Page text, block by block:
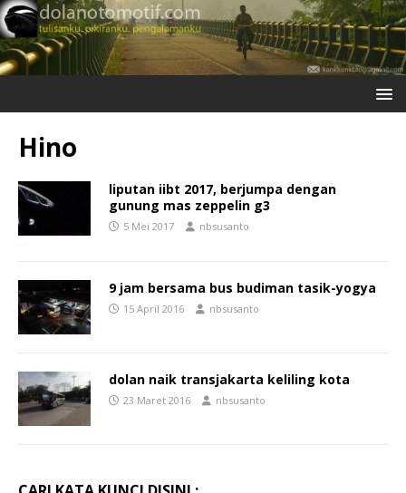
Hino
liputan iibt 2017, berjumpa dengan
gunung mas zeppelin g3
5 Mei 2017 nbsusanto
9 jam bersama bus budiman tasik-yogya
15 April 2016 nbsusanto
dolan naik transjakarta keliling kota
23 Maret 2016 nbsusanto